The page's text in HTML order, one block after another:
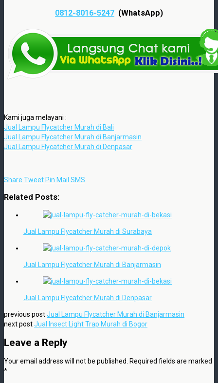
0812-8016-5247 (WhatsApp)
Kami juga melayani :
Jual Lampu Flycatcher Murah di Bali
Jual Lampu Flycatcher Murah di Banjarmasin
Jual Lampu Flycatcher Murah di Denpasar
Share TweetPin Mail SMS
Related Posts:
Jual Lampu Flycatcher Murah di Surabaya
Jual Lampu Flycatcher Murah di Banjarmasin
Jual Lampu Flycatcher Murah di Denpasar
previous postJual Lampu Flycatcher Murah di Banjarmasin
next postJual Insect Light Trap Murah di Bogor
Leave a Reply
Your email address will not be published.
Required fields are marked
*